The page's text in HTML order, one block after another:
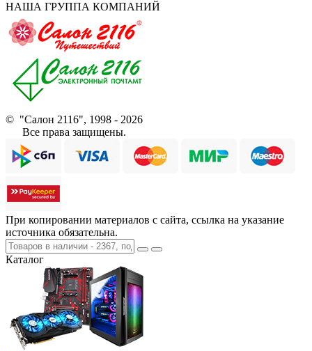
НАША ГРУППА КОМПАНИЙ
© "Салон 2116", 1998 - 2026
Все права защищены.
При копировании материалов с сайта, ссылка на указание
источника обязательна.
Каталог